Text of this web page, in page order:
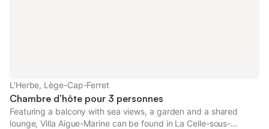
L'Herbe, Lège-Cap-Ferret
Chambre d’hôte pour 3 personnes
Featuring a balcony with sea views, a garden and a shared
lounge, Villa Aigue-Marine can be found in La Celle-sous-